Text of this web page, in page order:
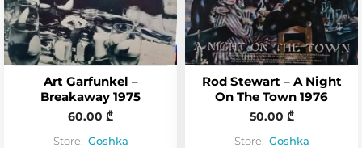
5
5
Art Garfunkel –
Breakaway 1975
60.00 ₾
Store: Goshka
Rod Stewart – A Night
On The Town 1976
50.00 ₾
Store: Goshka